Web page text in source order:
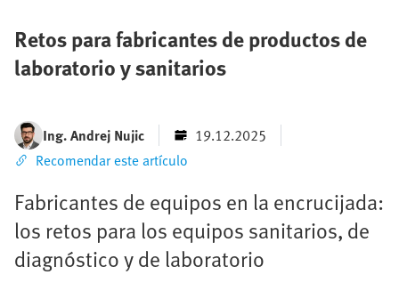
Retos para fabricantes de productos de
laboratorio y sanitarios
Ing. Andrej Nujic
19.12.2025
Recomendar este artículo
Fabricantes de equipos en la encrucijada:
los retos para los equipos sanitarios, de
diagnóstico y de laboratorio